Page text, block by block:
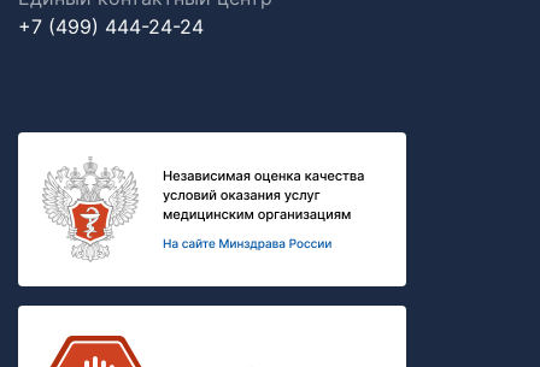
+7 (499) 444-24-24